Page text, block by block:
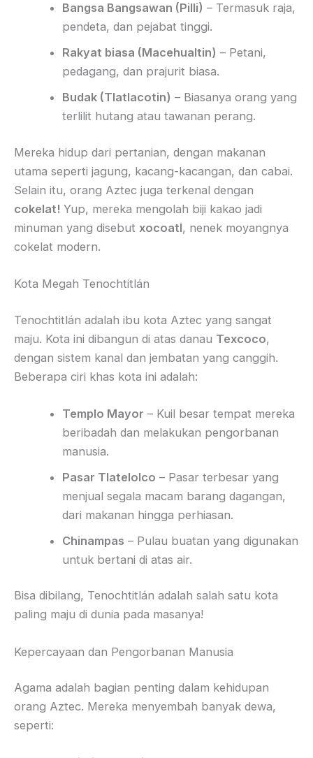
Bangsa Bangsawan (Pilli) – Termasuk raja,
pendeta, dan pejabat tinggi.
Rakyat biasa (Macehualtin) – Petani,
pedagang, dan prajurit biasa.
Budak (Tlatlacotin) – Biasanya orang yang
terlilit hutang atau tawanan perang.
Mereka hidup dari pertanian, dengan makanan
utama seperti jagung, kacang-kacangan, dan cabai.
Selain itu, orang Aztec juga terkenal dengan
cokelat! Yup, mereka mengolah biji kakao jadi
minuman yang disebut xocoatl, nenek moyangnya
cokelat modern.
Kota Megah Tenochtitlán
Tenochtitlán adalah ibu kota Aztec yang sangat
maju. Kota ini dibangun di atas danau Texcoco,
dengan sistem kanal dan jembatan yang canggih.
Beberapa ciri khas kota ini adalah:
Templo Mayor – Kuil besar tempat mereka
beribadah dan melakukan pengorbanan
manusia.
Pasar Tlatelolco – Pasar terbesar yang
menjual segala macam barang dagangan,
dari makanan hingga perhiasan.
Chinampas – Pulau buatan yang digunakan
untuk bertani di atas air.
Bisa dibilang, Tenochtitlán adalah salah satu kota
paling maju di dunia pada masanya!
Kepercayaan dan Pengorbanan Manusia
Agama adalah bagian penting dalam kehidupan
orang Aztec. Mereka menyembah banyak dewa,
seperti: